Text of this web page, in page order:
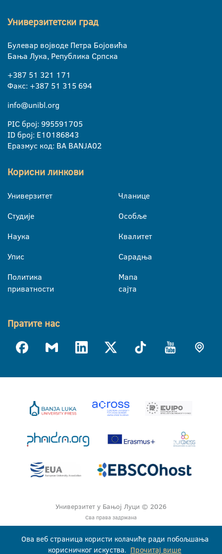
Универзитетски град
Булевар војводе Петра Бојовића
Бања Лука, Република Српска
+387 51 321 171
Факс: +387 51 315 694
info@unibl.org
PIC број: 995591705
ID број: E10186843
Еразмус код: BA BANJA02
Корисни линкови
Универзитет
Студије
Наука
Упис
Политика
приватности
Чланице
Особље
Квалитет
Сарадња
Мапа
сајта
Пратите нас
Универзитет у Бањој Луци © 2026
Сва права задржана
Ова веб страница користи колачиће ради побољшања
корисничког искуства. Прочитај више